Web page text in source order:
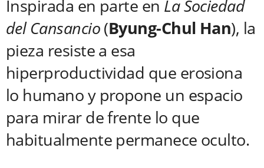
Inspirada en parte en La Sociedad
del Cansancio(Byung-Chul Han), la
pieza resiste a esa
hiperproductividad que erosiona
lo humano y propone un espacio
para mirar de frente lo que
habitualmente permanece oculto.